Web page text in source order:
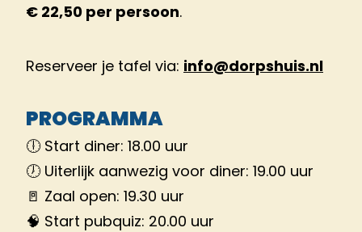
€ 22,50 per persoon.
Reserveer je tafel via: info@dorpshuis.nl
PROGRAMMA
🕕 Start diner: 18.00 uur
🕖 Uiterlijk aanwezig voor diner: 19.00 uur
🚪 Zaal open: 19.30 uur
🧠 Start pubquiz: 20.00 uur